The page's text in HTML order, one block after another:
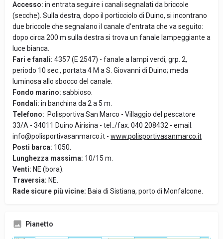
Accesso: in entrata seguire i canali segnalati da briccole
(secche). Sulla destra, dopo il porticciolo di Duino, si incontrano
due briccole che segnalano il canale d’entrata che va seguito:
dopo circa 200 m sulla destra si trova un fanale lampeggiante a
luce bianca.
Fari e fanali: 4357 (E 2547) - fanale a lampi verdi, grp. 2,
periodo 10 sec., portata 4 M a S. Giovanni di Duino; meda
luminosa allo sbocco del canale.
Fondo marino: sabbioso.
Fondali: in banchina da 2 a 5 m.
Telefono: Polisportiva San Marco - Villaggio del pescatore
33/A - 34011 Duino Airisina - tel.:/fax: 040 208432 - email:
info@polisportivasanmarco.it - www.polisportivasanmarco.it
Posti barca: 1050.
Lunghezza massima: 10/15 m.
Venti: NE (bora).
Traversia: NE.
Rade sicure più vicine: Baia di Sistiana, porto di Monfalcone.
Pianetto